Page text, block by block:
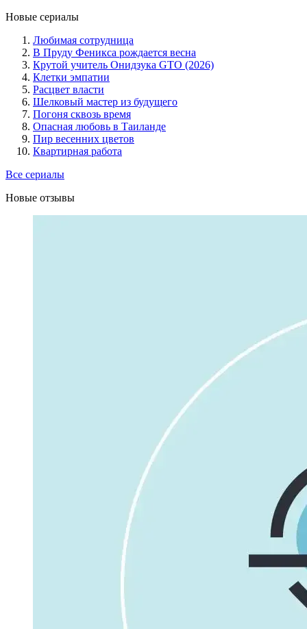
Новые сериалы
Любимая сотрудница
В Пруду Феникса рождается весна
Крутой учитель Онидзука GTO (2026)
Клетки эмпатии
Расцвет власти
Шелковый мастер из будущего
Погоня сквозь время
Опасная любовь в Таиланде
Пир весенних цветов
Квартирная работа
Все сериалы
Новые отзывы